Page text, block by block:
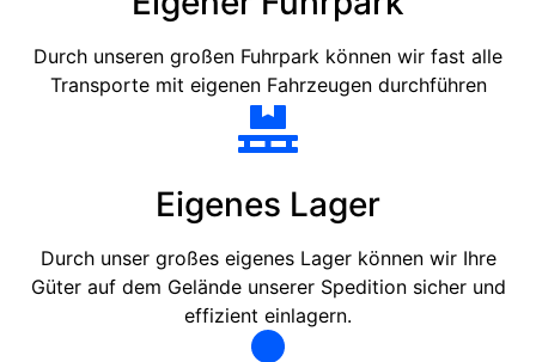
Durch unseren großen Fuhrpark können wir fast alle
Transporte mit eigenen Fahrzeugen durchführen
Eigenes Lager
Durch unser großes eigenes Lager können wir Ihre
Güter auf dem Gelände unserer Spedition sicher und
effizient einlagern.